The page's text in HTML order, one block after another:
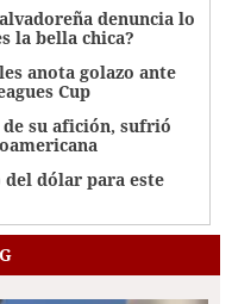
denuncia lo
la bella chica?
anota golazo ante
Cup
su afición, sufrió
del dólar para este